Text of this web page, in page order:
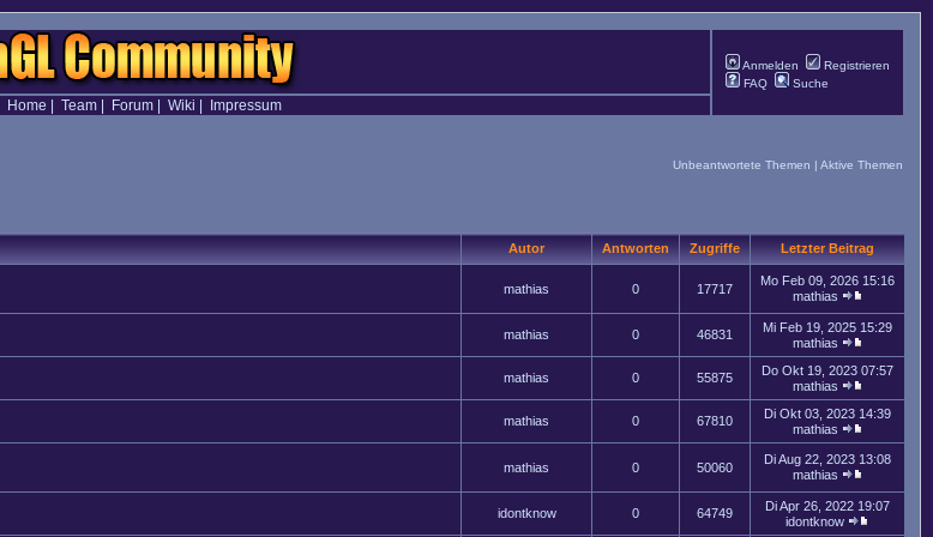
Anmelden
Registrieren
FAQ
Suche
Home Team| Forum| Wiki Impressum
Unbeantwortete Themen | Aktive Themen
Autor Antworten Zugriffe Letzter Beitrag
mathias 0 17717
Mo Feb 09, 2026 15:16
mathias
mathias 0 46831
Mi Feb 19, 2025 15:29
mathias
mathias 0 55875
Do Okt 19, 2023 07:57
mathias
mathias 0 67810
Di Okt 03, 2023 14:39
mathias
mathias 0 50060
Di Aug 22, 2023 13:08
mathias
idontknow 0 64749
Di Apr 26, 2022 19:07
idontknow